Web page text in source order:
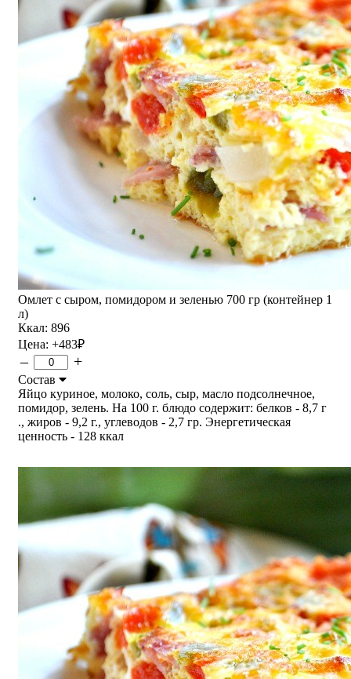
Омлет с сыром, помидором и зеленью 700 гр (контейнер 1
л)
Ккал: 896
Цена: +483₽
– +
Состав
Яйцо куриное, молоко, соль, сыр, масло подсолнечное,
помидор, зелень. На 100 г. блюдо содержит: белков - 8,7 г
., жиров - 9,2 г., углеводов - 2,7 гр. Энергетическая
ценность - 128 ккал